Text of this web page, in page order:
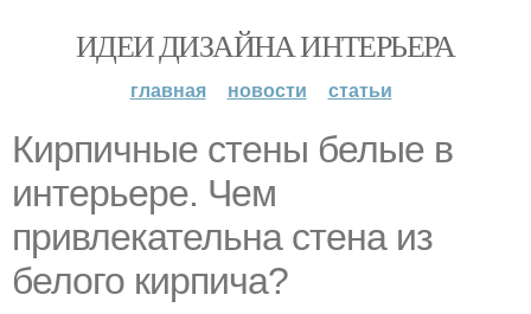
ИДЕИ ДИЗАЙНА ИНТЕРЬЕРА
главная новости статьи
Кирпичные стены белые в
интерьере. Чем
привлекательна стена из
белого кирпича?